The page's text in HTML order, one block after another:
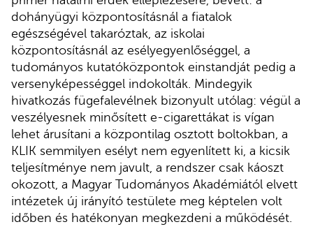
dohányügyi központosításnál a fiatalok
egészségével takaróztak, az iskolai
központosításnál az esélyegyenlőséggel, a
tudományos kutatóközpontok einstandját pedig a
versenyképességgel indokolták. Mindegyik
hivatkozás fügefalevélnek bizonyult utólag: végül a
veszélyesnek minősített e-cigarettákat is vígan
lehet árusítani a központilag osztott boltokban, a
KLIK semmilyen esélyt nem egyenlített ki, a kicsik
teljesítménye nem javult, a rendszer csak káoszt
okozott, a Magyar Tudományos Akadémiától elvett
intézetek új irányító testülete meg képtelen volt
időben és hatékonyan megkezdeni a működését.